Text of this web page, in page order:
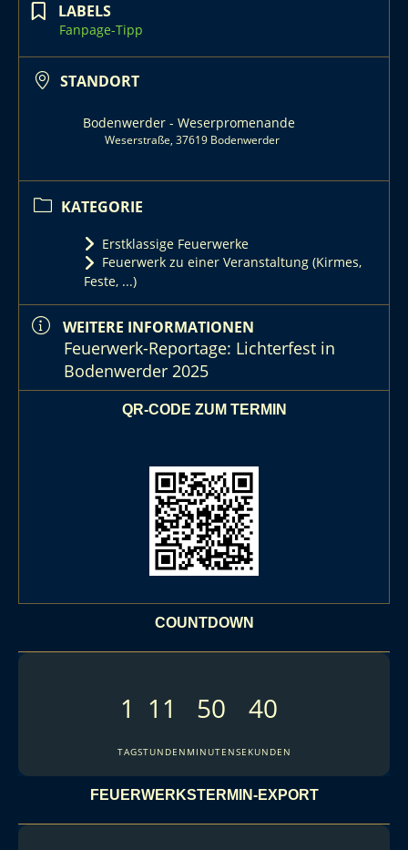
LABELS
Fanpage-Tipp
STANDORT
Bodenwerder - Weserpromenande
Weserstraße, 37619 Bodenwerder
KATEGORIE
Erstklassige Feuerwerke
Feuerwerk zu einer Veranstaltung (Kirmes,
Feste, ...)
WEITERE INFORMATIONEN
Feuerwerk-Reportage: Lichterfest in
Bodenwerder 2025
QR-CODE ZUM TERMIN
COUNTDOWN
1
TAG
11
STUNDEN
50
MINUTEN
39
SEKUNDEN
FEUERWERKSTERMIN-EXPORT